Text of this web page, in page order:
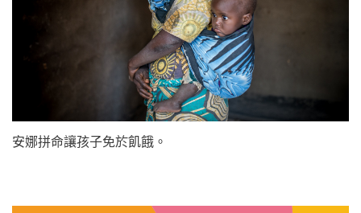
安娜拼命讓孩子免於飢餓。